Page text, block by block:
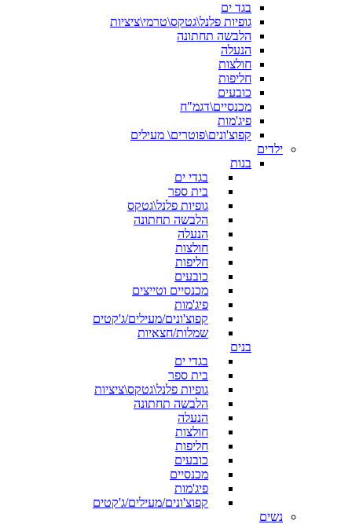
בגד ים
גופיות פלנל\גטקס\טרמי\ציציות
הלבשה תחתונה
הנעלה
חולצות
חליפות
כובעים
מכנסיים\דגמ"ח
פיג'מות
קפוצ'ונים\פוטרים\ מעילים
ילדים
בנות
בגדי ים
בית ספר
גופיות פלנל\גטקס
הלבשה תחתונה
הנעלה
חולצות
חליפות
כובעים
מכנסיים וטייצים
פיג'מות
קפוצ'ונים/מעילים/ג'קטים
שמלות/חצאיות
בנים
בגדי ים
בית ספר
גופיות פלנל\גטקס\ציציות
הלבשה תחתונה
הנעלה
חולצות
חליפות
כובעים
מכנסיים
פיג'מות
קפוצ'ונים/מעילים/ג'קטים
נשים